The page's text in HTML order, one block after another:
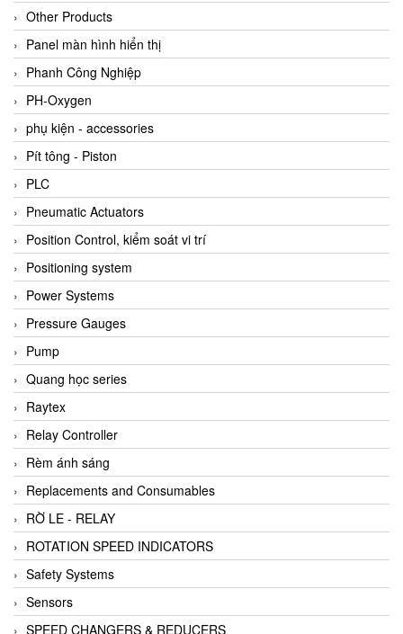
Other Products
Panel màn hình hiển thị
Phanh Công Nghiệp
PH-Oxygen
phụ kiện - accessories
Pít tông - Piston
PLC
Pneumatic Actuators
Position Control, kiểm soát vi trí
Positioning system
Power Systems
Pressure Gauges
Pump
Quang học series
Raytex
Relay Controller
Rèm ánh sáng
Replacements and Consumables
RỜ LE - RELAY
ROTATION SPEED INDICATORS
Safety Systems
Sensors
SPEED CHANGERS & REDUCERS